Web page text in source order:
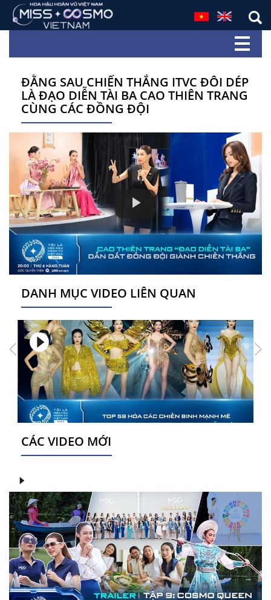
ĐẰNG SAU CHIẾN THẮNG ITVC ĐÔI DÉP
LÀ ĐẠO DIỄN TÀI BA CAO THIÊN TRANG
CÙNG CÁC ĐỒNG ĐỘI
Play
Video
DANH MỤC VIDEO LIÊN QUAN
CÁC VIDEO MỚI